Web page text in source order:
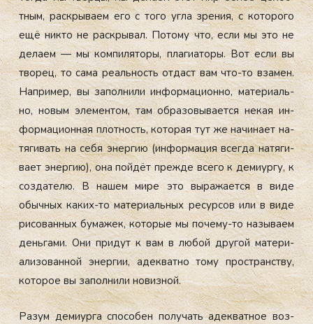
тным, рас­кры­ва­ем его с то­го уг­ла зре­ния, с ко­торо­го
ещё ник­то не рас­кры­вал. По­тому что, ес­ли мы это не
де­ла­ем — мы ком­пи­лято­ры, пла­ги­ато­ры. Вот ес­ли вы
тво­рец, то са­ма ре­аль­ность от­даст вам что-то вза­мен.
Нап­ри­мер, вы за­пол­ни­ли ин­форма­ци­он­но, ма­тери­аль­
но, но­вым эле­мен­том, там об­ра­зовы­ва­ет­ся не­кая ин­
форма­ци­он­ная плот­ность, ко­торая тут же на­чина­ет на­
тяги­вать на се­бя энер­гию (ин­форма­ция всег­да на­тяги­
ва­ет энер­гию), она пой­дёт преж­де все­го к де­ми­ур­гу, к
соз­да­телю. В на­шем ми­ре это вы­ража­ет­ся в ви­де
обыч­ных ка­ких-то ма­тери­аль­ных ре­сур­сов или в ви­де
ри­сован­ных бу­мажек, ко­торые мы по­чему-то на­зыва­ем
день­га­ми. Они при­дут к вам в лю­бой дру­гой ма­тери­
али­зован­ной энер­гии, адек­ватно то­му прос­транс­тву,
ко­торое вы за­пол­ни­ли но­виз­ной.
Ра­зум де­ми­ур­га спо­собен по­лучать адек­ватное воз­